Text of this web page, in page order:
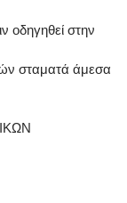
οδηγηθεί στην
σταματά άμεσα